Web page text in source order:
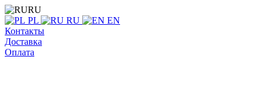
RU
PL
RU
EN
Контакты
Доставка
Оплата